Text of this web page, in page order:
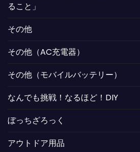
ること」
その他
その他（AC充電器）
その他（モバイルバッテリー）
なんでも挑戦！なるほど！DIY
ぼっちざろっく
アウトドア用品